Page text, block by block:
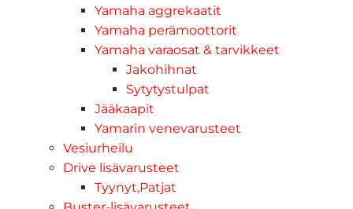
Yamaha aggrekaatit
Yamaha perämoottorit
Yamaha varaosat & tarvikkeet
Jakohihnat
Sytytystulpat
Jääkaapit
Yamarin venevarusteet
Vesiurheilu
Drive lisävarusteet
Tyynyt,Patjat